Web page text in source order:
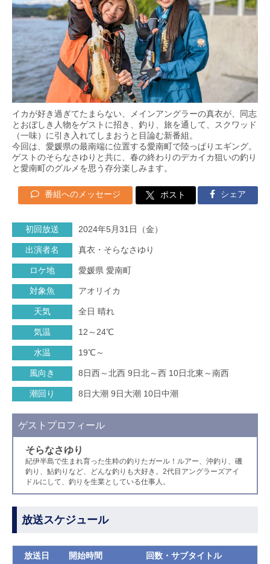
イカが好き過ぎてたまらない、メインアングラーの真衣が、同志
とおぼしき人物をゲストに招き、釣り、旅を通して、スクワッド
（一味）に引き入れてしまおうと目論む新番組。
今回は、愛媛県の最南端に位置する愛南町で陸っぱりエギング。
ゲストのそらなさゆりと共に、春の終わりのデカイカ狙いの釣り
と愛南町のグルメを思う存分楽しみます。
番組へのメッセージ ポスト シェア
初回放送 2024年5月31日（金）
出演者名 真衣・そらなさゆり
ロケ地 愛媛県 愛南町
対象魚 アオリイカ
天気 全日 晴れ
気温 12～24℃
水温 19℃～
風向き 8日西～北西 9日北～西 10日北東～南西
潮回り 8日大潮 9日大潮 10日中潮
ゲストプロフィール
そらなさゆり
紀伊半島で生まれ育った生粋の釣りたガール！ルアー、沖釣り、磯
釣り、鮎釣りなど、どんな釣りも大好き。2代目アングラーズアイ
ドルにして、釣りを生業としている仕事人。
放送スケジュール
放送日 開始時間 回数・サブタイトル